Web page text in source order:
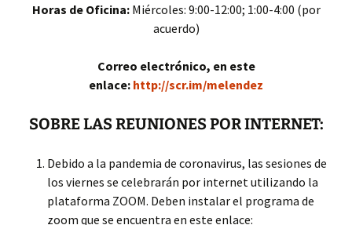
Horas de Oficina: Miércoles: 9:00-12:00; 1:00-4:00 (por
acuerdo)
Correo electrónico, en este
enlace: http://scr.im/melendez
SOBRE LAS REUNIONES POR INTERNET:
Debido a la pandemia de coronavirus, las sesiones de
los viernes se celebrarán por internet utilizando la
plataforma ZOOM. Deben instalar el programa de
zoom que se encuentra en este enlace: